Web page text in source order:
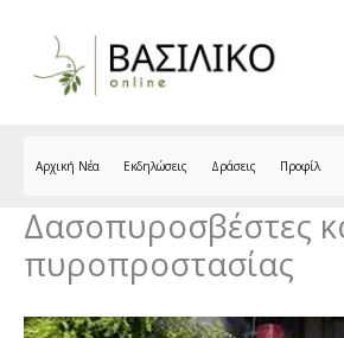
Αρχική Νέα Εκδηλώσεις Δράσεις Προφίλ
Δασοπυροσβέστες
πυροπροστασίας